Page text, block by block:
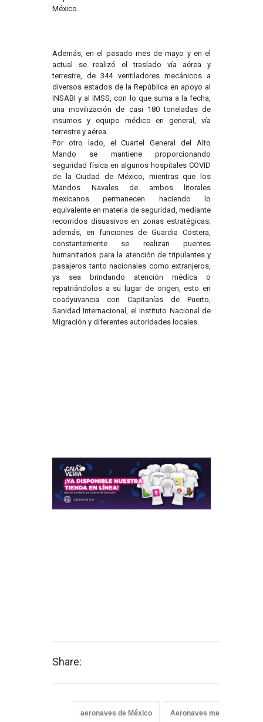
México.
Además, en el pasado mes de mayo y en el
actual se realizó el traslado vía aérea y
terrestre, de 344 ventiladores mecánicos a
diversos estados de la República en apoyo al
INSABI y al IMSS, con lo que suma a la fecha,
una movilización de casi 180 toneladas de
insumos y equipo médico en general, vía
terrestre y aérea.
Por otro lado, el Cuartel General del Alto
Mando se mantiene proporcionando
seguridad física en algunos hospitales COVID
de la Ciudad de México, mientras que los
Mandos Navales de ambos litorales
mexicanos permanecen haciendo lo
equivalente en materia de seguridad, mediante
recorridos disuasivos en zonas estratégicas;
además, en funciones de Guardia Costera,
constantemente se realizan puentes
humanitarios para la atención de tripulantes y
pasajeros tanto nacionales como extranjeros,
ya sea brindando atención médica o
repatriándolos a su lugar de origen, esto en
coadyuvancia con Capitanías de Puerto,
Sanidad Internacional, el Instituto Nacional de
Migración y diferentes autoridades locales.
Share:
aeronaves de México Aeronaves mexicanas